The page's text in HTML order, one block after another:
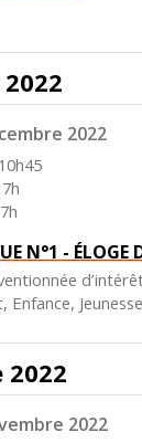
2022
N°1 - ÉLOGE
2022